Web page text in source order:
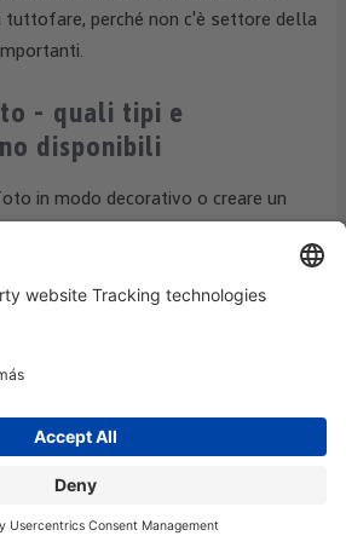
tuttofare, perché non c'è settore della
- quali tipi e
disponibili
in modo decorativo o creare un
con diverse cornici? Per ogni
cornice adatta. In generale si
varianti e dimensioni:
è un vero e proprio classico. Può
e grandi dimensioni, siano esse
o immagini su tela, ed è disponibile in
materiali e formati.